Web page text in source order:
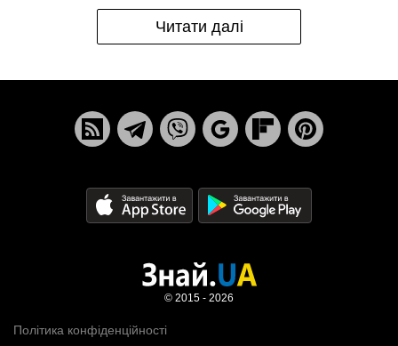
Читати далі
Політика конфіденційності
© 2015 - 2026